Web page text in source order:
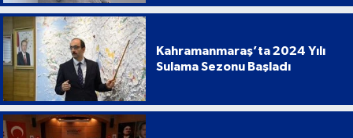
Kahramanmaraş’ta 2024 Yılı
Sulama Sezonu Başladı